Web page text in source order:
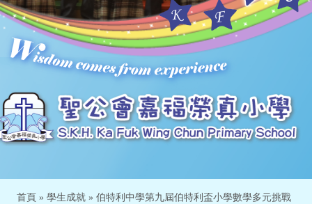
首頁 » 學生成就 » 伯特利中學第九屆伯特利盃小學數學多元挑戰